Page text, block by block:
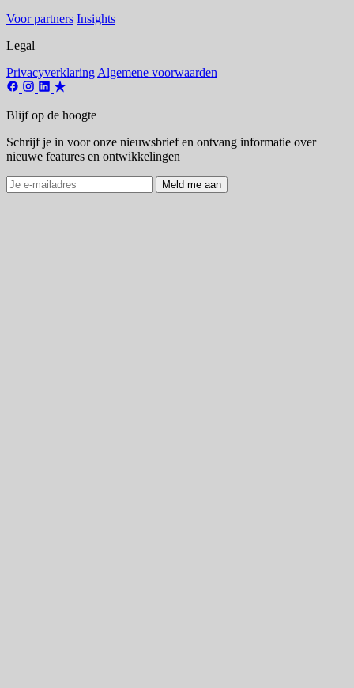
Voor partners Insights
Legal
Privacyverklaring Algemene voorwaarden
Blijf op de hoogte
Schrijf je in voor onze nieuwsbrief en ontvang informatie over
nieuwe features en ontwikkelingen
Meld me aan